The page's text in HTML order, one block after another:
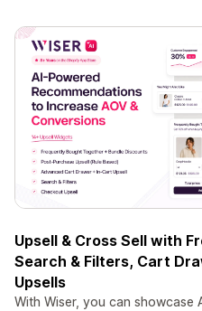
Upsell & Cross Sell with
Search & Filters, Cart
Upsells
With Wiser, you can showcase